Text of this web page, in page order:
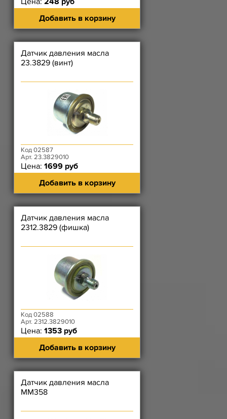
Добавить в корзину
Датчик давления масла
23.3829 (винт)
Код 02587
Арт. 23.3829010
Цена: 1699 руб
Добавить в корзину
Датчик давления масла
2312.3829 (фишка)
Код 02588
Арт. 2312.3829010
Цена: 1353 руб
Добавить в корзину
Датчик давления масла
ММ358